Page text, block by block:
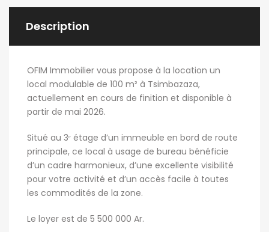
Description
OFIM Immobilier vous propose à la location un
local modulable de 100 m² à Tsimbazaza,
actuellement en cours de finition et disponible à
partir de mai 2026.
Situé au 3ᵉ étage d’un immeuble en bord de route
principale, ce local à usage de bureau bénéficie
d’un cadre harmonieux, d’une excellente visibilité
pour votre activité et d’un accès facile à toutes
les commodités de la zone.
Le loyer est de 5 500 000 Ar.